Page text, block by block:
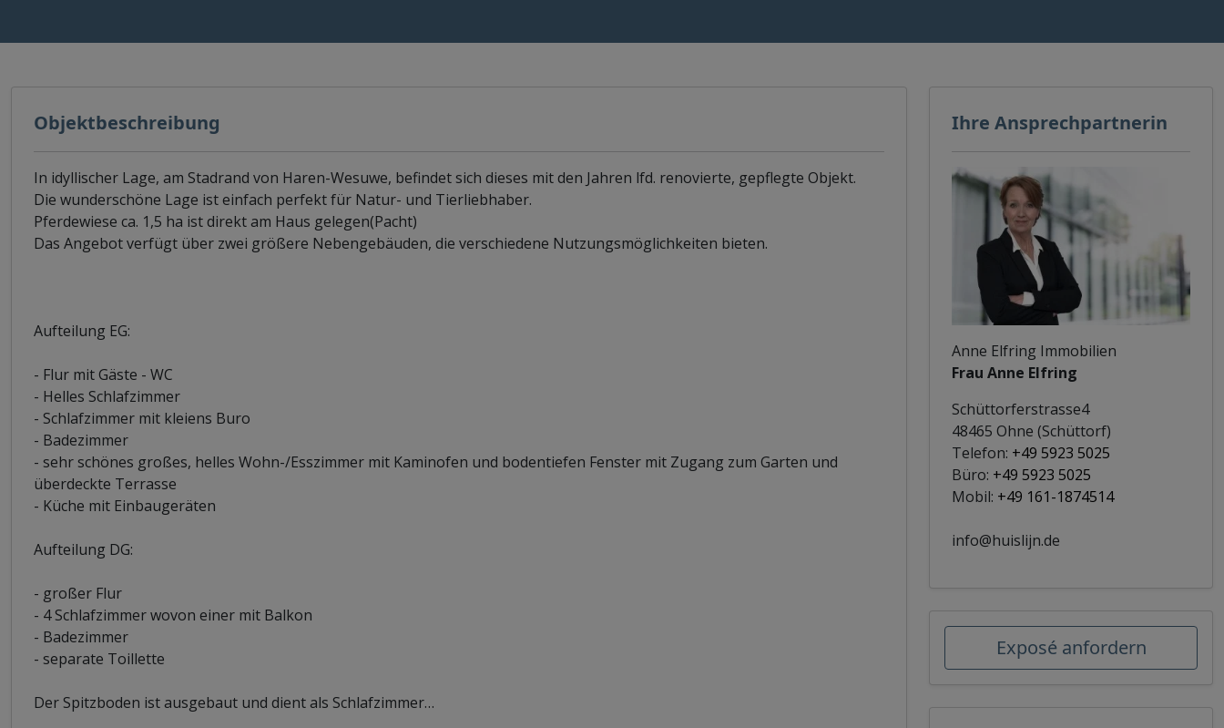
Objektbeschreibung
In idyllischer Lage, am Stadrand von Haren-Wesuwe, befindet sich dieses mit den Jahren lfd. renovierte, gepflegte Objekt.
Die wunderschöne Lage ist einfach perfekt für Natur- und Tierliebhaber.
Pferdewiese ca. 1,5 ha ist direkt am Haus gelegen(Pacht)
Das Angebot verfügt über zwei größere Nebengebäuden, die verschiedene Nutzungsmöglichkeiten bieten.
Aufteilung EG:
- Flur mit Gäste - WC
- Helles Schlafzimmer
- Schlafzimmer mit kleiens Buro
- Badezimmer
- sehr schönes großes, helles Wohn-/Esszimmer mit Kaminofen und bodentiefen Fenster mit Zugang zum Garten und
überdeckte Terrasse
- Küche mit Einbaugeräten
Aufteilung DG:
- großer Flur
- 4 Schlafzimmer wovon einer mit Balkon
- Badezimmer
- separate Toillette
Der Spitzboden ist ausgebaut und dient als Schlafzimmer…
Ihre Ansprechpartnerin
Anne Elfring Immobilien
Frau Anne Elfring
Schüttorferstrasse4
48465 Ohne (Schüttorf)
Telefon: +49 5923 5025
Büro: +49 5923 5025
Mobil: +49 161-1874514
info@huislijn.de
Exposé anfordern